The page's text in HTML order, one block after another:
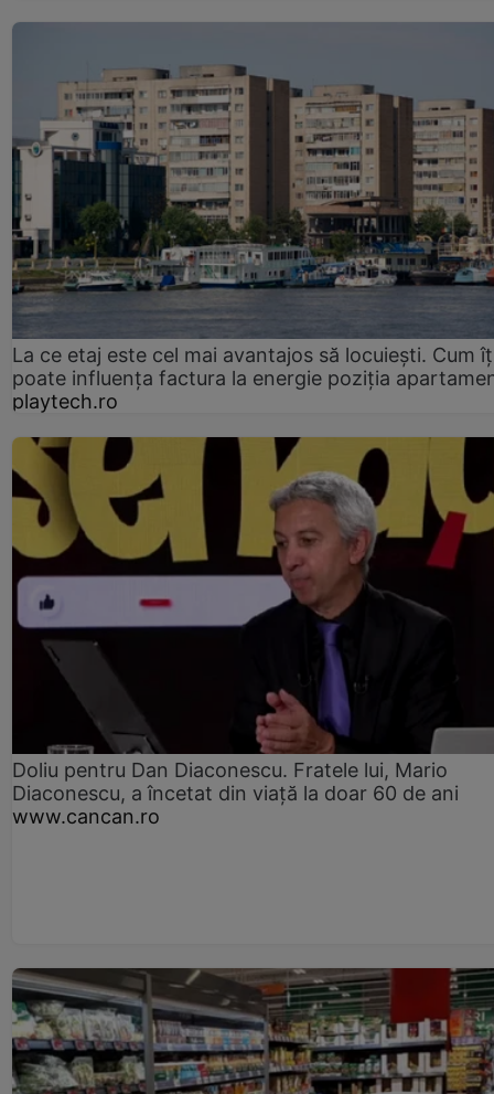
La ce etaj este cel mai avantajos să locuiești. Cum
poate influența factura la energie poziția
playtech.ro
Doliu pentru Dan Diaconescu. Fratele lui, Mario
Diaconescu, a încetat din viață la doar 60 de ani
www.cancan.ro